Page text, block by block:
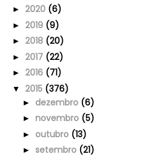
► 2020 (6)
► 2019 (9)
► 2018 (20)
► 2017 (22)
► 2016 (71)
▼ 2015 (376)
► dezembro (6)
► novembro (5)
► outubro (13)
► setembro (21)